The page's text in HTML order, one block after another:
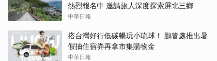
熱烈報名中 邀請旅人深度探索屏北三鄉
中華日報
搭台灣好行低碳暢玩小琉球！ 鵬管處推出暑
假抽住宿券再拿市集購物金
中華日報